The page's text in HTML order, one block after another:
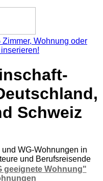
Schweiz
WG-Wohnungen in
und Berufsreisende
geeignete Wohnung"